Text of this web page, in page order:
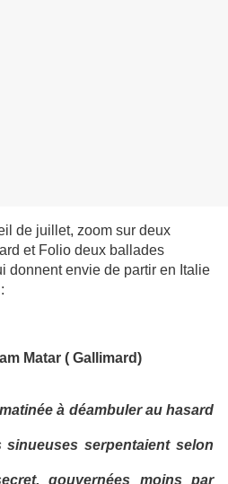
de juillet, zoom sur deux
et Folio deux ballades
donnent envie de partir en Italie
Matar ( Gallimard)
à déambuler au hasard
serpentaient selon
gouvernées moins par